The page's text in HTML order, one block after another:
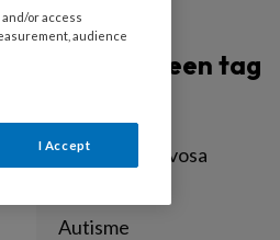
Filter op een tag
Alle tags
anorexia nervosa
autisme
or access
audience
I Accept